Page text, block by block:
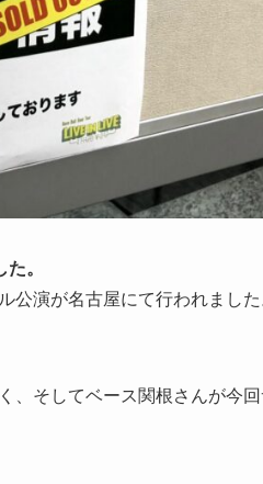
。
公演が名古屋にて行われまし
、そしてベース関根さんが今